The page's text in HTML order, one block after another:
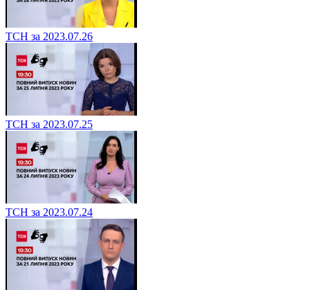
ТСН за 2023.07.26
ТСН за 2023.07.25
ТСН за 2023.07.24